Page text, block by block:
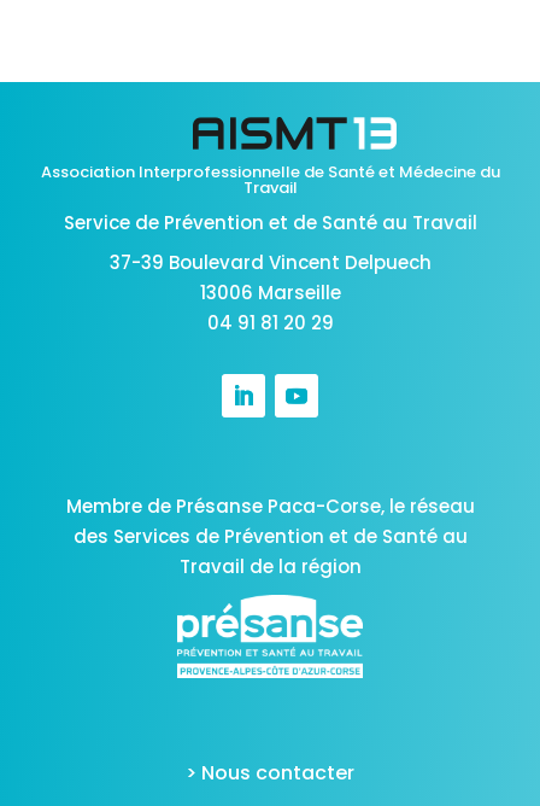
Association Interprofessionnelle de Santé et Médecine du
Travail
Service de Prévention et de Santé au Travail
37-39 Boulevard Vincent Delpuech
13006 Marseille
04 91 81 20 29
Membre de Présanse Paca-Corse, le réseau
des Services de Prévention et de Santé au
Travail de la région
> Nous contacter